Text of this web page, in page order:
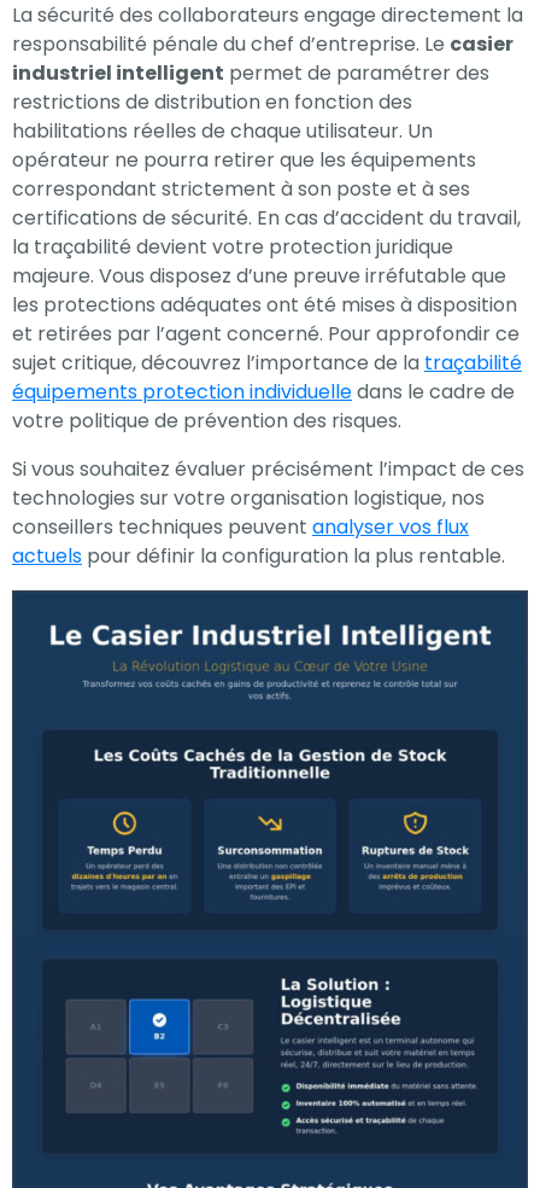
La sécurité des collaborateurs engage directement la
responsabilité pénale du chef d’entreprise. Le casier
industriel intelligent permet de paramétrer des
restrictions de distribution en fonction des
habilitations réelles de chaque utilisateur. Un
opérateur ne pourra retirer que les équipements
correspondant strictement à son poste et à ses
certifications de sécurité. En cas d’accident du travail,
la traçabilité devient votre protection juridique
majeure. Vous disposez d’une preuve irréfutable que
les protections adéquates ont été mises à disposition
et retirées par l’agent concerné. Pour approfondir ce
sujet critique, découvrez l’importance de la traçabilité
équipements protection individuelledans le cadre de
votre politique de prévention des risques.
Si vous souhaitez évaluer précisément l’impact de ces
technologies sur votre organisation logistique, nos
conseillers techniques peuvent analyser vos flux
actuels pour définir la configuration la plus rentable.